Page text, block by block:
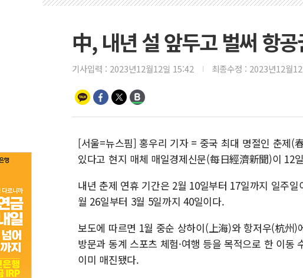
中, 내년 설 앞두고 벌써 항
기사입력 : 2023년12월12일 15:42 최종수정 : 2023년12월
[서울=뉴스핌] 홍우리 기자 = 중국 최대 명절인 춘제(
있다고 현지 매체 매일경제신문(每日經濟新聞)이 12
내년 춘제 연휴 기간은 2월 10일부터 17일까지 일주
월 26일부터 3월 5일까지 40일이다.
보도에 따르면 1월 중순 상하이(上海)와 항저우(杭州
방문과 동계 스포츠 체험·여행 등을 목적으로 한 이
이미 매진됐다.